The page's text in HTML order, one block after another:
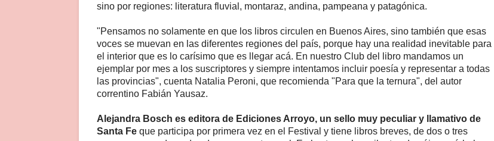
sino por regiones: literatura fluvial, montaraz, andina, pampeana y patagónica.
"Pensamos no solamente en que los libros circulen en Buenos Aires, sino también que esas
voces se muevan en las diferentes regiones del país, porque hay una realidad inevitable para
el interior que es lo carísimo que es llegar acá. En nuestro Club del libro mandamos un
ejemplar por mes a los suscriptores y siempre intentamos incluir poesía y representar a todas
las provincias", cuenta Natalia Peroni, que recomienda "Para que la ternura", del autor
correntino Fabián Yausaz.
Alejandra Bosch es editora de Ediciones Arroyo, un sello muy peculiar y llamativo de
Santa Fe que participa por primera vez en el Festival y tiene libros breves, de dos o tres